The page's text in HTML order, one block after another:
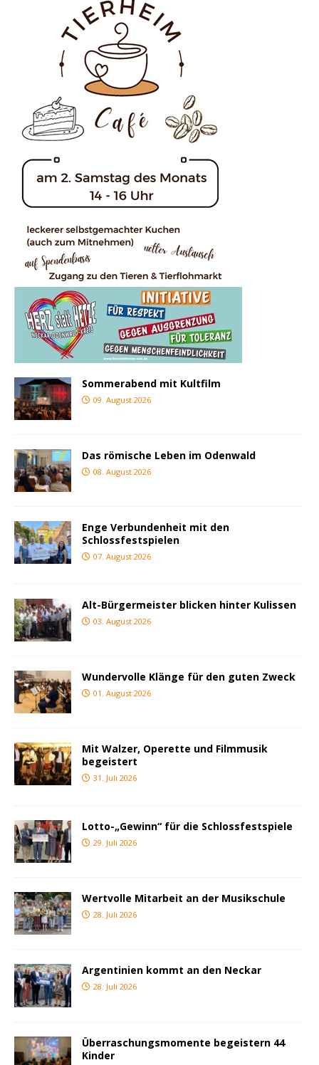
Sommerabend mit Kultfilm
09. August 2026
Das römische Leben im Odenwald
08. August 2026
Enge Verbundenheit mit den
Schlossfestspielen
07. August 2026
Alt-Bürgermeister blicken hinter Kulissen
03. August 2026
Wundervolle Klänge für den guten Zweck
01. August 2026
Mit Walzer, Operette und Filmmusik
begeistert
31. Juli 2026
Lotto-„Gewinn“ für die Schlossfestspiele
29. Juli 2026
Wertvolle Mitarbeit an der Musikschule
28. Juli 2026
Argentinien kommt an den Neckar
28. Juli 2026
Überraschungsmomente begeistern 44
Kinder